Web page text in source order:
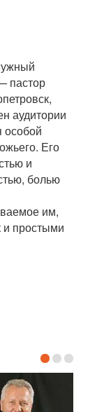
пастор
аудитории
особой
Его
и
болью
им,
и простыми